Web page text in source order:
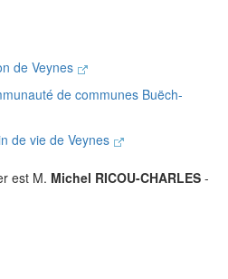
de Veynes
de communes Buëch-
de vie de Veynes
est M. Michel RICOU-CHARLES -